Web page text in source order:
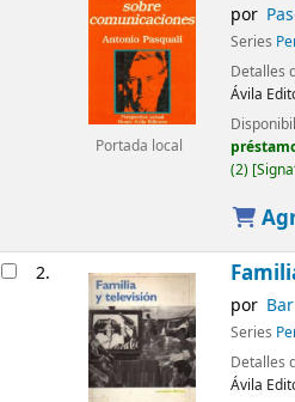
Portada local
por
Series
Detalles
Ávila
(2)
2.
por
Series
Detalles
Ávila